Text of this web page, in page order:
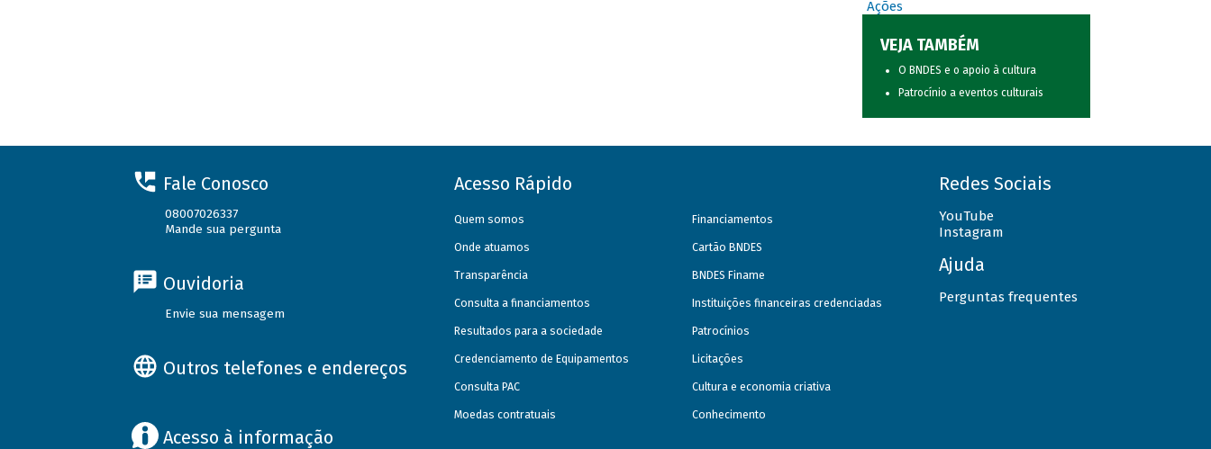
Ações
VEJA TAMBÉM
O BNDES e o apoio à cultura
Patrocínio a eventos culturais
Fale Conosco
08007026337
Mande sua pergunta
Ouvidoria
Envie sua mensagem
Outros telefones e endereços
Acesso à informação
Acesso Rápido
Quem somos
Onde atuamos
Transparência
Consulta a financiamentos
Resultados para a sociedade
Credenciamento de Equipamentos
Consulta PAC
Moedas contratuais
Financiamentos
Cartão BNDES
BNDES Finame
Instituições financeiras credenciadas
Patrocínios
Licitações
Cultura e economia criativa
Conhecimento
Redes Sociais
YouTube
Instagram
Ajuda
Perguntas frequentes